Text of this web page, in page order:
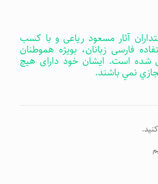
آثار مسعود ریاعی و با کسب
فارسی زبانان، بویژه هموطنان
شده است. ایشان خود دارای هیچ
نمي باشند.